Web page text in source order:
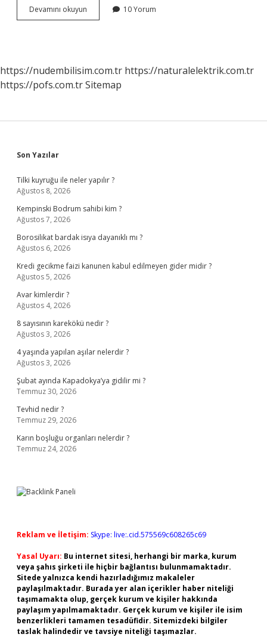
Devamını okuyun Japonya
En
10 Yorum
https://nudembilisim.com.tr https://naturalelektrik.com.tr
https://pofs.com.trSitemap
Sidebar
Son Yazılar
Tilki kuyruğu ile neler yapılır ?
Ağustos 8, 2026
Kempinski Bodrum sahibi kim ?
Ağustos 7, 2026
Borosilikat bardak isıya dayanıklı mı ?
Ağustos 6, 2026
Kredi gecikme faizi kanunen kabul edilmeyen gider midir ?
Ağustos 5, 2026
Avar kimlerdir ?
Ağustos 4, 2026
8 sayısının karekökü nedir ?
Ağustos 3, 2026
4 yaşında yapılan aşılar nelerdir ?
Ağustos 3, 2026
Şubat ayında Kapadokya’ya gidilir mi ?
Temmuz 30, 2026
Tevhid nedir ?
Temmuz 29, 2026
Karın boşluğu organları nelerdir ?
Temmuz 24, 2026
Reklam ve İletişim: Skype: live:.cid.575569c608265c69
Yasal Uyarı: Bu internet sitesi, herhangi bir marka, kurum
veya şahıs şirketi ile hiçbir bağlantısı bulunmamaktadır.
Sitede yalnızca kendi hazırladığımız makaleler
paylaşılmaktadır. Burada yer alan içerikler haber niteliği
taşımamakta olup, gerçek kurum ve kişiler hakkında
paylaşım yapılmamaktadır. Gerçek kurum ve kişiler ile isim
benzerlikleri tamamen tesadüfidir. Sitemizdeki bilgiler
taslak halindedir ve tavsiye niteliği taşımazlar.